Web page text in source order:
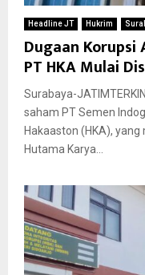
Headline JT Hukrim
Dugaan Korupsi
PT HKA Mulai
Surabaya-
saham PT Semen
Hakaaston (HKA),
Hutama Karya...